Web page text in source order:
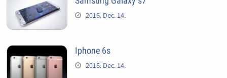
2016. Dec. 14.
Iphone 6s
2016. Dec. 14.